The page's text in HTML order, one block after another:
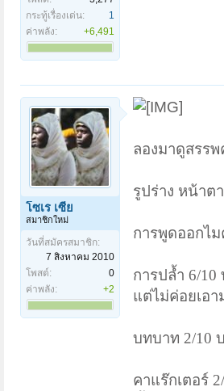
กระทู้เรื่องเด่น:
1
ค่าพลัง:
+6,491
โซเร เซีย
สมาชิกใหม่
วันที่สมัครสมาชิก:
7 สิงหาคม 2010
โพสต์:
0
ค่าพลัง:
+2
ลองมาดูสรรพ
รูปร่าง หน้าต
การพูดออกไ
การปล้ำ 6/
แต่ไม่ค่อยเอ
บทบาท 2/10
คาแร๊กเตอร์